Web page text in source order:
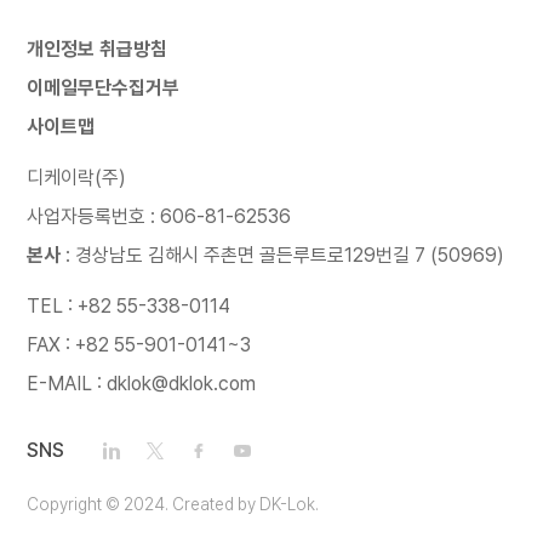
개인정보 취급방침
이메일무단수집거부
사이트맵
디케이락(주)
사업자등록번호 : 606-81-62536
본사 : 경상남도 김해시 주촌면 골든루트로129번길 7 (50969)
TEL : +82 55-338-0114
FAX : +82 55-901-0141~3
E-MAIL : dklok@dklok.com
Copyright © 2024. Created by DK-Lok.
SNS